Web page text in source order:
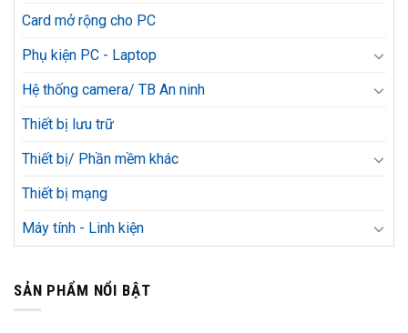
Card mở rộng cho PC
Phụ kiện PC - Laptop
Hệ thống camera/ TB An ninh
Thiết bị lưu trữ
Thiết bị/ Phần mềm khác
Thiết bị mạng
Máy tính - Linh kiện
SẢN PHẨM NỔI BẬT